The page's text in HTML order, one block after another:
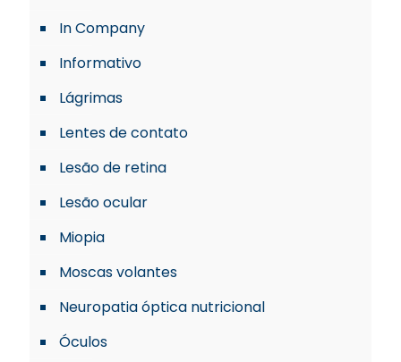
In Company
Informativo
Lágrimas
Lentes de contato
Lesão de retina
Lesão ocular
Miopia
Moscas volantes
Neuropatia óptica nutricional
Óculos